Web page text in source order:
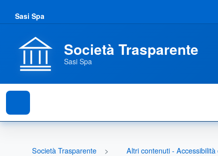
Sasi Spa
Società Trasparente
Sasi Spa
Società Trasparente Altri contenuti -